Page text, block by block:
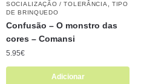
SOCIALIZAÇÃO / TOLERÂNCIA
TIPO
DE BRINQUEDO
Confusão – O monstro das
cores – Comansi
5.95€
Adicionar